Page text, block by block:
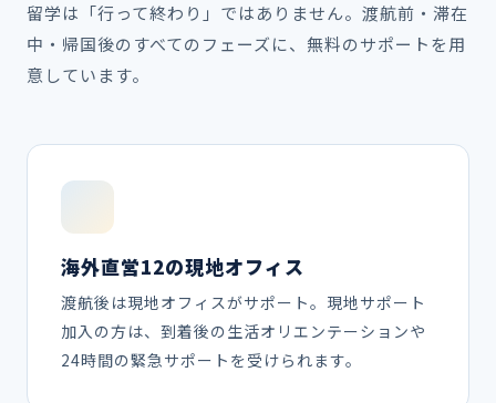
留学は「行って終わり」ではありません。渡航前・滞在
中・帰国後のすべてのフェーズに、無料のサポートを用
意しています。
海外直営12の現地オフィス
渡航後は現地オフィスがサポート。現地サポート
加入の方は、到着後の生活オリエンテーションや
24時間の緊急サポートを受けられます。